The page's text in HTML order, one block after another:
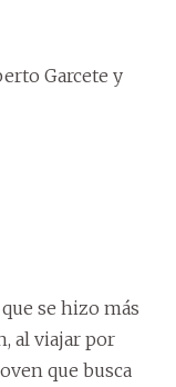
Garcete y
se hizo más
al viajar por
que busca